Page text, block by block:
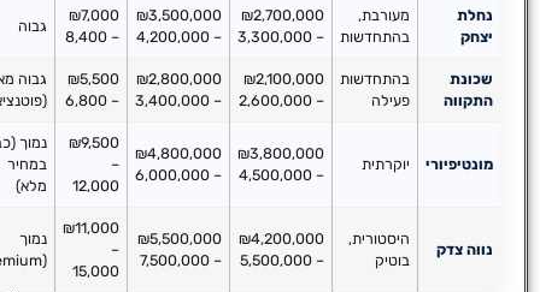
נחלת
מעורבת,
בהתחדשות
₪2,700,000
– 3,300,000
₪3,500,000
– 4,200,000
₪7,000
– 8,400
גבוה
שכונת
התקווה
בהתחדשות
פעילה
₪2,100,000
₪2,800,000
– 3,400,000
₪5,500
– 6,800
גבוה מאוד
(פוטנציאל)
מונטיפיורי יוקרתית
₪3,800,000
₪4,800,000
– 6,000,000
₪9,500
–
12,000
נמוך (כבר
במחיר
מלא)
נווה צדק
היסטורית,
בוטיק
₪4,200,000
₪5,500,000
– 7,500,000
₪11,000
–
15,000
נמוך